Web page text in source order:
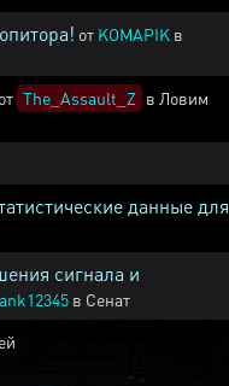
от KOMAPIK в
от The_Assault_Z в Ловим
данные для
сигнала и
в Сенат